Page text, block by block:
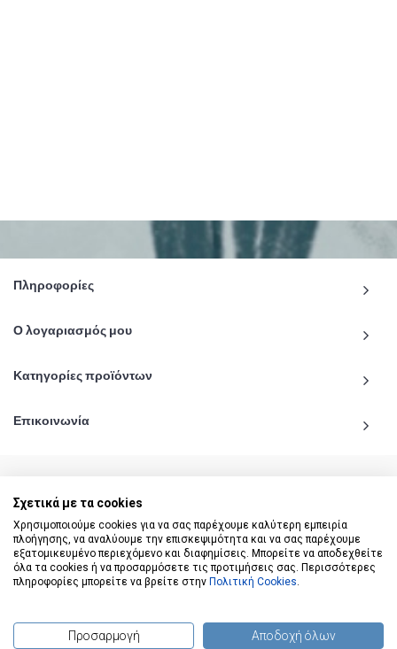
Πληροφορίες
Ο λογαριασμός μου
Κατηγορίες προϊόντων
Επικοινωνία
© 2020 - 2026 katiginetai.gr All Rights Reserved.
Σχετικά με τα cookies
Χρησιμοποιούμε cookies για να σας παρέχουμε καλύτερη εμπειρία
πλοήγησης, να αναλύουμε την επισκεψιμότητα και να σας παρέχουμε
εξατομικευμένο περιεχόμενο και διαφημίσεις. Μπορείτε να αποδεχθείτε
όλα τα cookies ή να προσαρμόσετε τις προτιμήσεις σας. Περισσότερες
πληροφορίες μπορείτε να βρείτε στην Πολιτική Cookies.
Προσαρμογή Αποδοχή όλων